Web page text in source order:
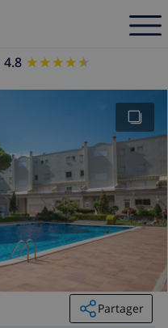
4.8 ★★★★★
★★★★★
Partager